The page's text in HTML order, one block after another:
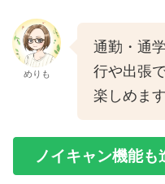
めりも
通勤・通
行や出張
楽しめます
ノイキャン機能も